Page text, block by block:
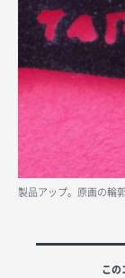
製品アップ。原画の輪
この